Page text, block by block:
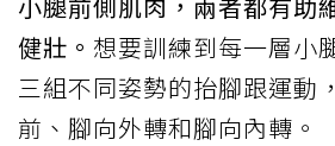
健壯。 想要訓練到每一層小
三組不同姿勢的抬腳跟運動
前、腳向外轉和腳向內轉。